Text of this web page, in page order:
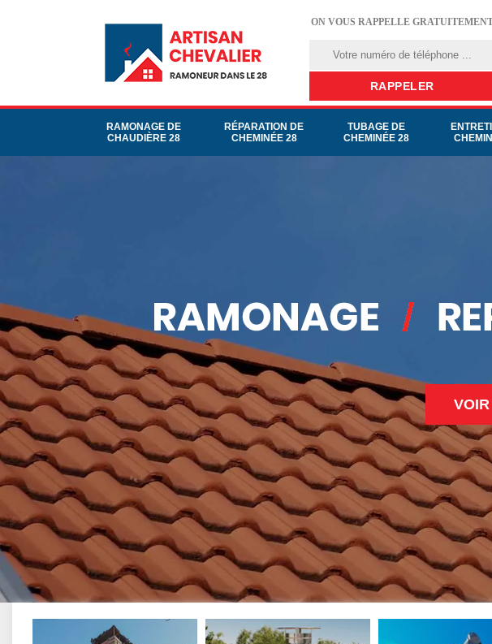
ON VOUS RAPPELLE
RAMONAGE DE
CHAUDIÈRE 28
RÉPARATION DE
CHEMINÉE 28
TUBAGE DE
CHEMINÉE 28